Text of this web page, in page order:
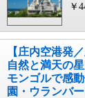
￥
【庄内空港発
自然と満天の
モンゴルで感
園・ウランバ